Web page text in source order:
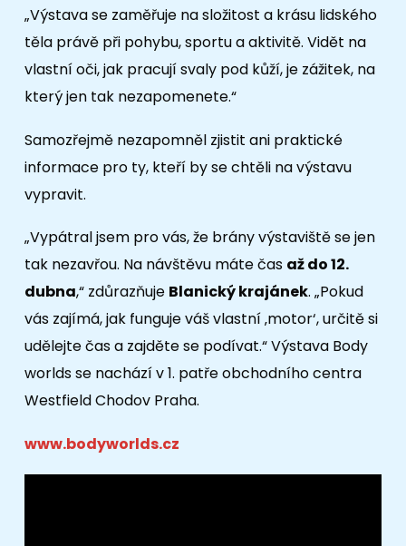
„Výstava se zaměřuje na složitost a krásu lidského
těla právě při pohybu, sportu a aktivitě. Vidět na
vlastní oči, jak pracují svaly pod kůží, je zážitek, na
který jen tak nezapomenete.“
Samozřejmě nezapomněl zjistit ani praktické
informace pro ty, kteří by se chtěli na výstavu
vypravit.
„Vypátral jsem pro vás, že brány výstaviště se jen
tak nezavřou. Na návštěvu máte čas až do 12.
dubna,“ zdůrazňuje Blanický krajánek. „Pokud
vás zajímá, jak funguje váš vlastní ‚motor‘, určitě si
udělejte čas a zajděte se podívat.“ Výstava Body
worlds se nachází v 1. patře obchodního centra
Westfield Chodov Praha.
www.bodyworlds.cz